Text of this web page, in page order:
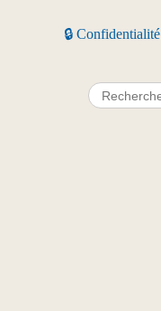
🔒 Confidentialité